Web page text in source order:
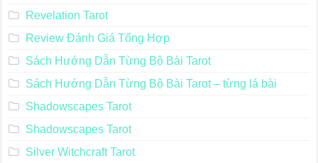
Revelation Tarot
Review Đánh Giá Tổng Hợp
Sách Hướng Dẫn Từng Bộ Bài Tarot
Sách Hướng Dẫn Từng Bộ Bài Tarot – từng lá bài
Shadowscapes Tarot
Shadowscapes Tarot
Silver Witchcraft Tarot